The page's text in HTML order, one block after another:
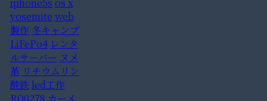
yosemite web
製作 冬キャンプ
LiFePo4 レンタ
ルサーバー ヌメ
革 リチウムリン
酸鉄 led工作